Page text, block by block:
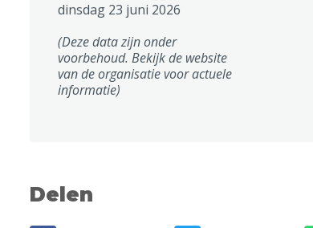
dinsdag 23 juni 2026
(Deze data zijn onder
voorbehoud. Bekijk de website
van de organisatie voor actuele
informatie)
Delen